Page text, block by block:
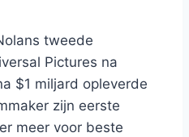
tweede
Pictures na
$1 miljard opleverde
zijn eerste
meer voor beste